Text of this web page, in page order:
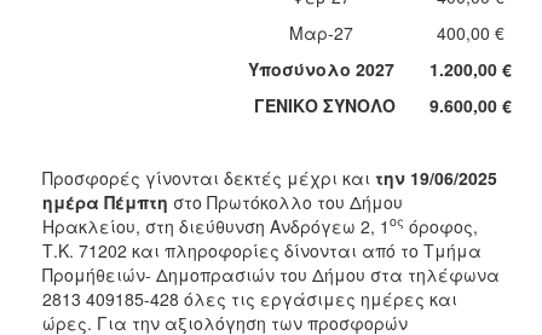
Μαρ-27
400,00 €
Υποσύνολο 2027
1.200,00 €
ΓΕΝΙΚΟ ΣΥΝΟΛΟ
9.600,00 €
Προσφορές γίνονται δεκτές μέχρι και την 19/06/2025
ημέρα Πέμπτη στο Πρωτόκολλο του Δήμου
Ηρακλείου, στη διεύθυνση Ανδρόγεω 2, 1 ος όροφος,
Τ.Κ. 71202 και πληροφορίες δίνονται από το Τμήμα
Προμήθειών- Δημοπρασιών του Δήμου στα τηλέφωνα
2813 409185-428 όλες τις εργάσιμες ημέρες και
ώρες. Για την αξιολόγηση των προσφορών